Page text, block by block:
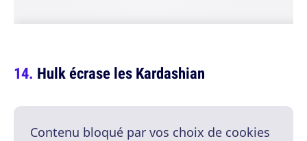
Hulk écrase les Kardashian
Contenu bloqué par vos choix de cookies